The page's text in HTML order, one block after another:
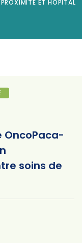
ET HÔPITAL
OncoPaca-
soins de